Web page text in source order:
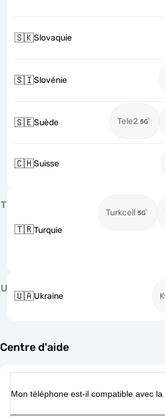
🇸🇰Slovaquie
🇸🇮Slovénie
🇸🇪Suède Tele2
🇨🇭Suisse
T
🇹🇷Turquie
Turkcell
U
🇺🇦Ukraine
Centre d'aide
Mon téléphone est-il compatible avec